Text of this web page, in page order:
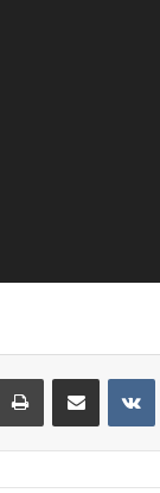
مشاركة عبر البريد